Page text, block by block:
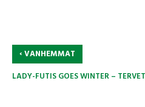
‹VANHEMMAT
LADY-FUTIS GOES WINTER –